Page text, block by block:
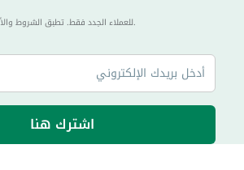
40 للعملاء الجدد فقط. تطبق الشروط والأحكام.
اشترك هنا